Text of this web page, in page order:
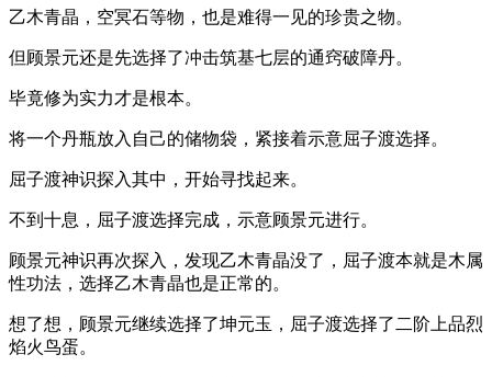
乙木青晶，空冥石等物，也是难得一见的珍贵之物。
但顾景元还是先选择了冲击筑基七层的通窍破障丹。
毕竟修为实力才是根本。
将一个丹瓶放入自己的储物袋，紧接着示意屈子渡选择。
屈子渡神识探入其中，开始寻找起来。
不到十息，屈子渡选择完成，示意顾景元进行。
顾景元神识再次探入，发现乙木青晶没了，屈子渡本就是木属
性功法，选择乙木青晶也是正常的。
想了想，顾景元继续选择了坤元玉，屈子渡选择了二阶上品烈
焰火鸟蛋。